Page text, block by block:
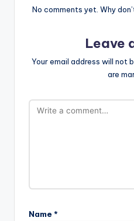
No comments yet. Why
Leave
Your email address will not
are
Name *